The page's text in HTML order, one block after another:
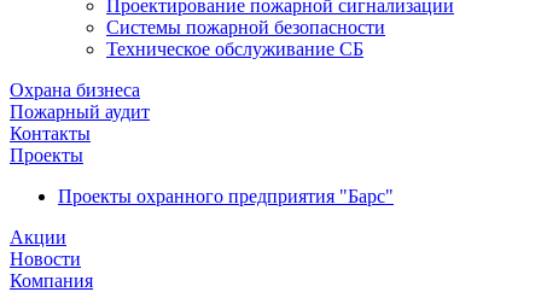
Проектирование пожарной сигнализации
Системы пожарной безопасности
Техническое обслуживание СБ
Охрана бизнеса
Пожарный аудит
Контакты
Проекты
Проекты охранного предприятия "Барс"
Акции
Новости
Компания